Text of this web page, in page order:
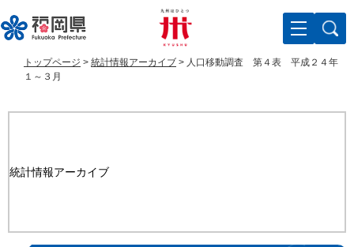
ー
ジ
ニ
ュ
文
トップページ > 統計情報アーカイブ > 人口移動調査 第４表 平成２４年
１～３月
統計情報アーカイブ